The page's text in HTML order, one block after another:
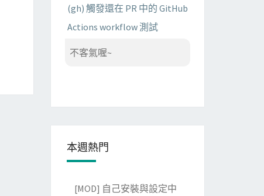
(gh) 觸發還在 PR 中的 GitHub
Actions workflow 測試
不客氣喔~
本週熱門
[MOD] 自己安裝與設定中